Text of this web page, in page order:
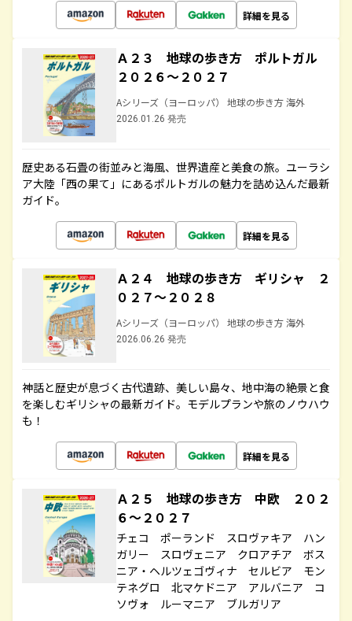
詳細を見る
Ａ２３ 地球の歩き方 ポルトガル
２０２６～２０２７
Aシリーズ（ヨーロッパ） 地球の歩き方 海外
2026.01.26 発売
歴史ある石畳の街並みと海風、世界遺産と美食の旅。ユーラシ
ア大陸「西の果て」にあるポルトガルの魅力を詰め込んだ最新
ガイド。
詳細を見る
Ａ２４ 地球の歩き方 ギリシャ ２
０２７～２０２８
Aシリーズ（ヨーロッパ） 地球の歩き方 海外
2026.06.26 発売
神話と歴史が息づく古代遺跡、美しい島々、地中海の絶景と食
を楽しむギリシャの最新ガイド。モデルプランや旅のノウハウ
も！
詳細を見る
Ａ２５ 地球の歩き方 中欧 ２０２
６～２０２７
チェコ ポーランド スロヴァキア ハン
ガリー スロヴェニア クロアチア ボス
ニア・ヘルツェゴヴィナ セルビア モン
テネグロ 北マケドニア アルバニア コ
ソヴォ ルーマニア ブルガリア